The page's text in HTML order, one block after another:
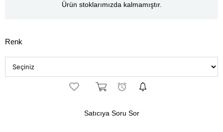
Ürün stoklarımızda kalmamıştır.
Renk
Satıcıya Soru Sor